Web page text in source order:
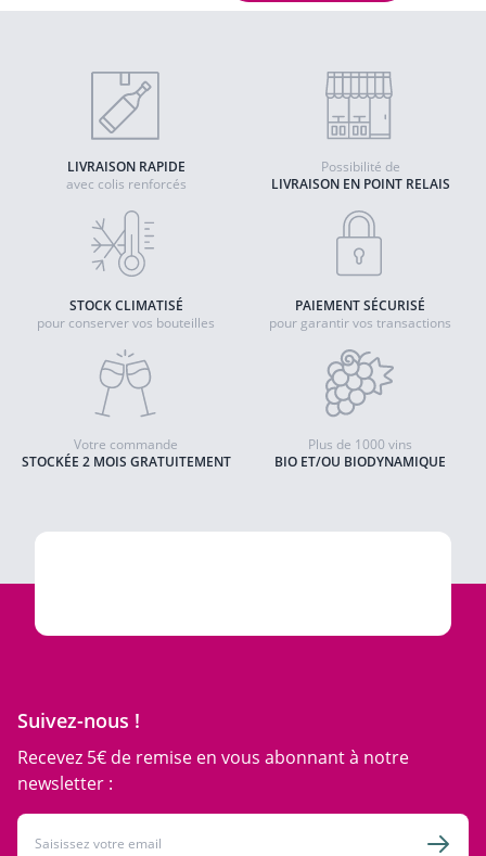
LIVRAISON RAPIDE
avec colis renforcés
LIVRAISON EN POINT RELAIS
Possibilité de
STOCK CLIMATISÉ
pour conserver vos bouteilles
PAIEMENT SÉCURISÉ
pour garantir vos transactions
STOCKÉE 2 MOIS GRATUITEMENT
Votre commande
BIO ET/OU BIODYNAMIQUE
Plus de 1000 vins
Suivez-nous !
Recevez 5€ de remise en vous abonnant à notre
newsletter :
Adresse email